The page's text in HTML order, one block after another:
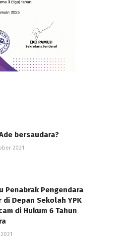
bersaudara?
2021
Penabrak Pengendara
Depan Sekolah YPK
di Hukum 6 Tahun